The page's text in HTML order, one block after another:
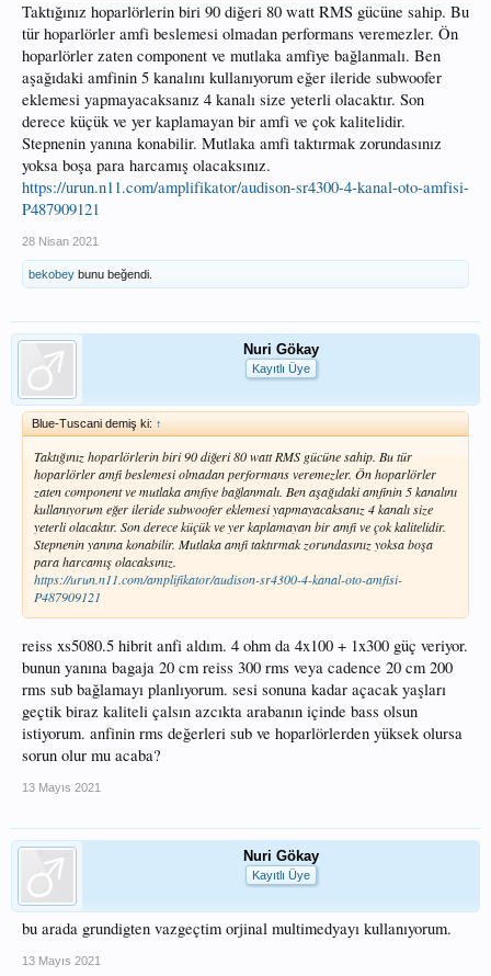
Taktığınız hoparlörlerin biri 90 diğeri 80 watt RMS gücüne sahip. Bu
tür hoparlörler amfi beslemesi olmadan performans veremezler. Ön
hoparlörler zaten component ve mutlaka amfiye bağlanmalı. Ben
aşağıdaki amfinin 5 kanalını kullanıyorum eğer ileride subwoofer
eklemesi yapmayacaksanız 4 kanalı size yeterli olacaktır. Son
derece küçük ve yer kaplamayan bir amfi ve çok kalitelidir.
Stepnenin yanına konabilir. Mutlaka amfi taktırmak zorundasınız
yoksa boşa para harcamış olacaksınız.
https://urun.n11.com/amplifikator/audison-sr4300-4-kanal-oto-amfisi-
P487909121
28 Nisan 2021
bekobey bunu beğendi.
Nuri Gökay
Kayıtlı Üye
Blue-Tuscani demiş ki: ↑
Taktığınız hoparlörlerin biri 90 diğeri 80 watt RMS gücüne sahip. Bu tür
hoparlörler amfi beslemesi olmadan performans veremezler. Ön hoparlörler
zaten component ve mutlaka amfiye bağlanmalı. Ben aşağıdaki amfinin 5 kanalını
kullanıyorum eğer ileride subwoofer eklemesi yapmayacaksanız 4 kanalı size
yeterli olacaktır. Son derece küçük ve yer kaplamayan bir amfi ve çok kalitelidir.
Stepnenin yanına konabilir. Mutlaka amfi taktırmak zorundasınız yoksa boşa
para harcamış olacaksınız.
https://urun.n11.com/amplifikator/audison-sr4300-4-kanal-oto-amfisi-
P487909121
reiss xs5080.5 hibrit anfi aldım. 4 ohm da 4x100 + 1x300 güç veriyor.
bunun yanına bagaja 20 cm reiss 300 rms veya cadence 20 cm 200
rms sub bağlamayı planlıyorum. sesi sonuna kadar açacak yaşları
geçtik biraz kaliteli çalsın azcıkta arabanın içinde bass olsun
istiyorum. anfinin rms değerleri sub ve hoparlörlerden yüksek olursa
sorun olur mu acaba?
13 Mayıs 2021
Nuri Gökay
Kayıtlı Üye
bu arada grundigten vazgeçtim orjinal multimedyayı kullanıyorum.
13 Mayıs 2021